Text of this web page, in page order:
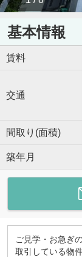
基本情報
賃料
交通
間取り(面積)
築年月
ご見学・お急ぎ
取引している物